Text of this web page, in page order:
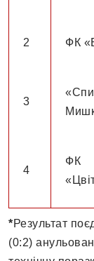
2 ФК
3
4
ФК
*Результат
(0:2)